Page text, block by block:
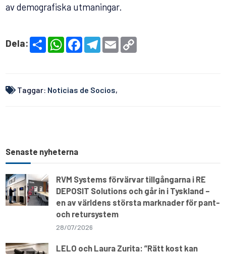
av demografiska utmaningar.
Dela:
S
h
W
h
p
F
o
T
e
a
E
m
Taggar: Noticias de Socios,
Senaste nyheterna
RVM Systems förvärvar tillgångarna i RE
DEPOSIT Solutions och går in i Tyskland –
en av världens största marknader för pant-
och retursystem
28/07/2026
LELO och Laura Zurita: ”Rätt kost kan